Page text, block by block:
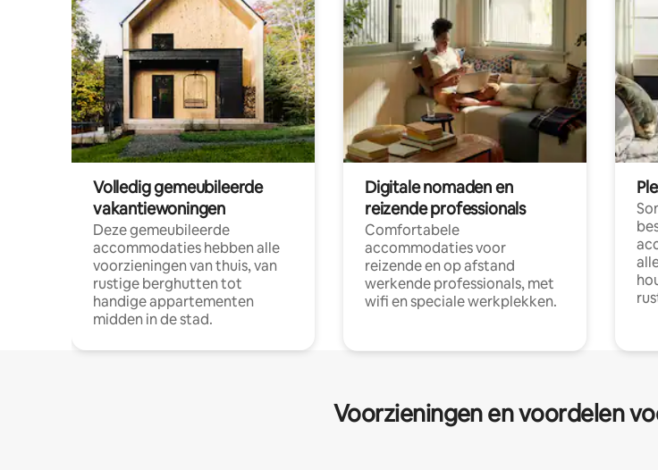
Volledig gemeubileerde
vakantiewoningen
Deze gemeubileerde
accommodaties hebben alle
voorzieningen van thuis, van
rustige berghutten tot
handige appartementen
midden in de stad.
Digitale nomaden en
reizende professionals
Comfortabele
accommodaties voor
reizende en op afstand
werkende professionals, met
wifi en speciale werkplekken.
Voorzieningen en voordelen